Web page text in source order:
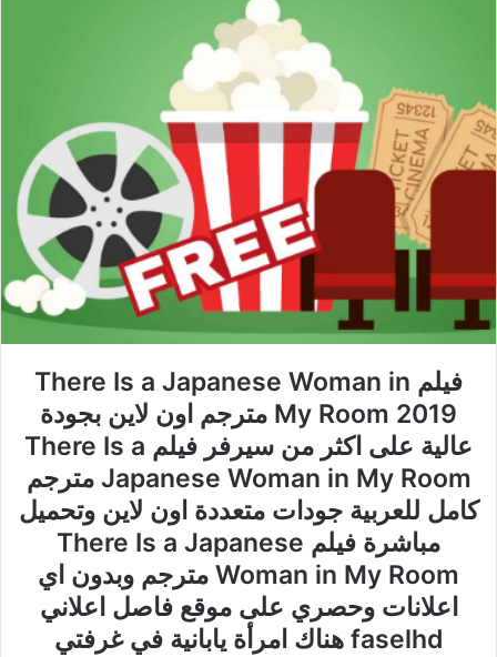
فيلم There Is a Japanese Woman in
My Room 2019 مترجم اون لاين بجودة
عالية على اكثر من سيرفر فيلم There Is a
Japanese Woman in My Room مترجم
كامل للعربية جودات متعددة اون لاين وتحميل
مباشرة فيلم There Is a Japanese
Woman in My Room مترجم وبدون اي
اعلانات وحصري على موقع فاصل اعلاني
faselhd هناك امرأة يابانية في غرفتي